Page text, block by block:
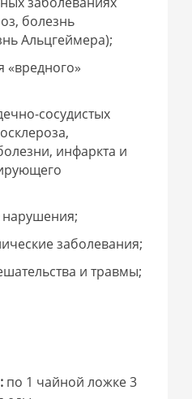
болезнь
Альцгеймера);
сосудистых
инфаркта и
нарушения;
заболевания;
и травмы;
по 1 чайной ложке 3